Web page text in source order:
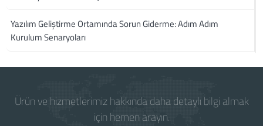
Yazılım Geliştirme Ortamında Sorun Giderme: Adım Adım
Kurulum Senaryoları
Ürün ve hizmetlerimiz hakkında daha detaylı bilgi almak
için hemen arayın.